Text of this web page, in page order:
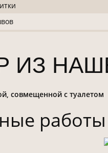
ИЗ
совмещенной с туалетом